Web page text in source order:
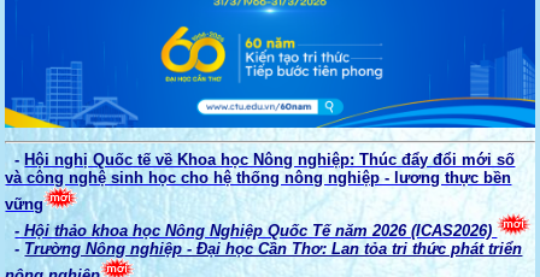
- Hội nghị Quốc tế về Khoa học Nông nghiệp: Thúc đẩy đổi mới số
và công nghệ sinh học cho hệ thống nông nghiệp - lương thực bền
vững
- Hội thảo khoa học Nông Nghiệp Quốc Tế năm 2026 (ICAS2026)
- Trường Nông nghiệp - Đại học Cần Thơ: Lan tỏa tri thức phát triển